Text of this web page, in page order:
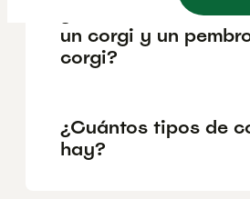
¿Cuál es la
un corgi y un
corgi?
¿Cuántos tipos de
hay?